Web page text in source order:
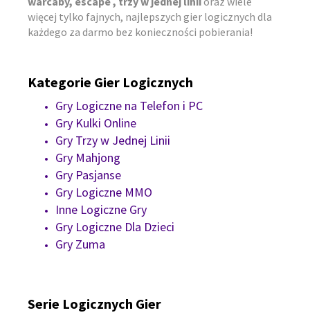
więcej tylko fajnych, najlepszych gier logicznych dla
każdego za darmo bez konieczności pobierania!
Kategorie Gier Logicznych
Gry Logiczne na Telefon i PC
Gry Kulki Online
Gry Trzy w Jednej Linii
Gry Mahjong
Gry Pasjanse
Gry Logiczne MMO
Inne Logiczne Gry
Gry Logiczne Dla Dzieci
Gry Zuma
Serie Logicznych Gier